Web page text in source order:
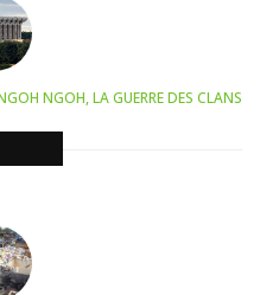
NGOH, LA GUERRE DES CLANS